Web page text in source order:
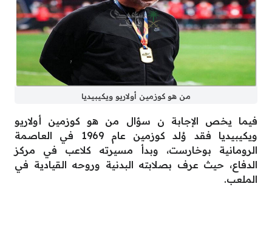
من هو كوزمين أولاريو ويكيبيديا
فيما يخص الإجابة ن سؤال من هو كوزمين أولاريو
ويكيبيديا فقد وُلد كوزمين عام 1969 في العاصمة
الرومانية بوخارست، وبدأ مسيرته كلاعب في مركز
الدفاع، حيث عرف بصلابته البدنية وروحه القيادية في
الملعب.